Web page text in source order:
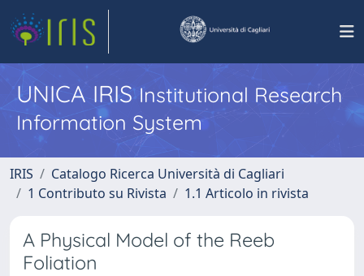
UNICA IRISInstitutional Research
Information System
IRIS
Catalogo Ricerca Università di Cagliari
1 Contributo su Rivista
1.1 Articolo in rivista
A Physical Model of the Reeb
Foliation